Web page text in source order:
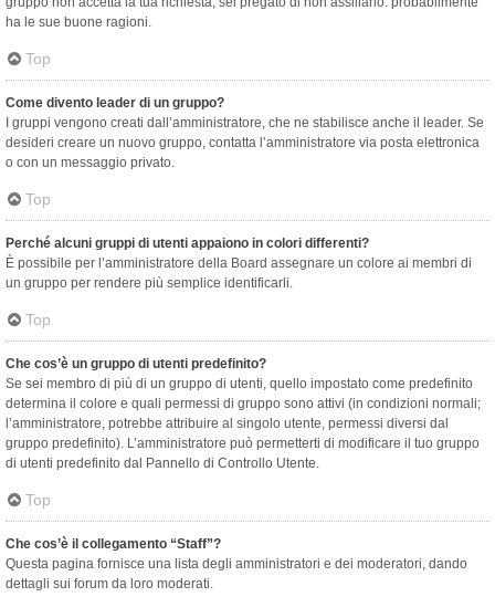
ha le sue buone ragioni.
Top
Come divento leader di un gruppo?
I gruppi vengono creati dall’amministratore, che ne stabilisce anche il leader. Se
desideri creare un nuovo gruppo, contatta l’amministratore via posta elettronica
o con un messaggio privato.
Top
Perché alcuni gruppi di utenti appaiono in colori differenti?
È possibile per l’amministratore della Board assegnare un colore ai membri di
un gruppo per rendere più semplice identificarli.
Top
Che cos’è un gruppo di utenti predefinito?
Se sei membro di più di un gruppo di utenti, quello impostato come predefinito
determina il colore e quali permessi di gruppo sono attivi (in condizioni normali;
l’amministratore, potrebbe attribuire al singolo utente, permessi diversi dal
gruppo predefinito). L’amministratore può permetterti di modificare il tuo gruppo
di utenti predefinito dal Pannello di Controllo Utente.
Top
Che cos’è il collegamento “Staff”?
Questa pagina fornisce una lista degli amministratori e dei moderatori, dando
dettagli sui forum da loro moderati.